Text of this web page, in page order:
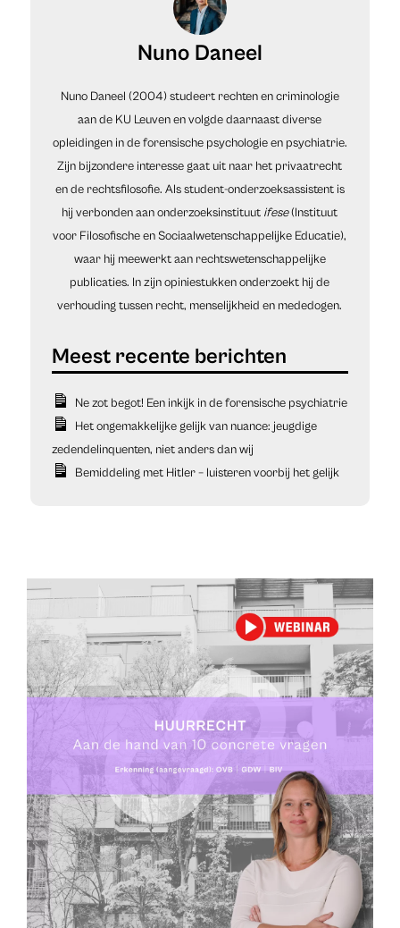
Nuno Daneel
NunoDaneel (2004) studeert rechten en criminologie
aan de KU Leuven en volgde daarnaast diverse
opleidingen in de forensische psychologie en psychiatrie.
Zijn bijzondere interesse gaat uit naar het privaatrecht
en de rechtsfilosofie. Als student-onderzoeksassistent is
hij verbonden aan onderzoeksinstituut ifese(Instituut
voor Filosofische en Sociaalwetenschappelijke Educatie),
waar hij meewerkt aan rechtswetenschappelijke
publicaties. In zijn opiniestukken onderzoekt hij de
verhouding tussen recht, menselijkheid en mededogen.
Ne zot begot! Een inkijk in de forensische psychiatrie
Het ongemakkelijke gelijk van nuance: jeugdige
zedendelinquenten, niet anders dan wij
Bemiddeling met Hitler – luisteren voorbij het gelijk